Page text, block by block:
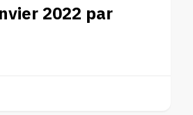
2022 par